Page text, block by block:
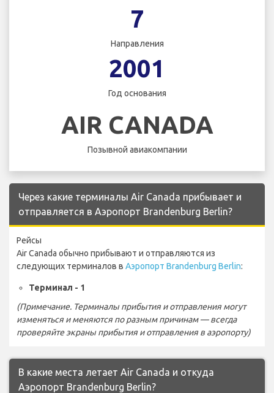
7
Направления
2001
Год основания
AIR CANADA
Позывной авиакомпании
Через какие терминалы Air Canada прибывает и
отправляется в Аэропорт Brandenburg Berlin?
Рейсы
Air Canada обычно прибывают и отправляются из
следующих терминалов в Аэропорт Brandenburg Berlin:
Терминал - 1
(Примечание. Терминалы прибытия и отправления могут
изменяться и меняются по разным причинам — всегда
проверяйте экраны прибытия и отправления в аэропорту)
В какие места летает Air Canada и откуда
Аэропорт Brandenburg Berlin?